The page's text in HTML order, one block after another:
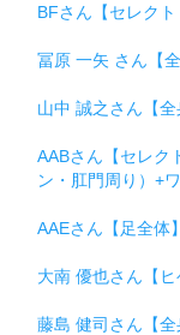
BFさん【セレクト
冨原 一矢 さん【
山中 誠之さん【全
AABさん【セレク
ン・肛門周り）+ワ
AAEさん【足全体】
大南 優也さん【ヒ
藤島 健司さん【全